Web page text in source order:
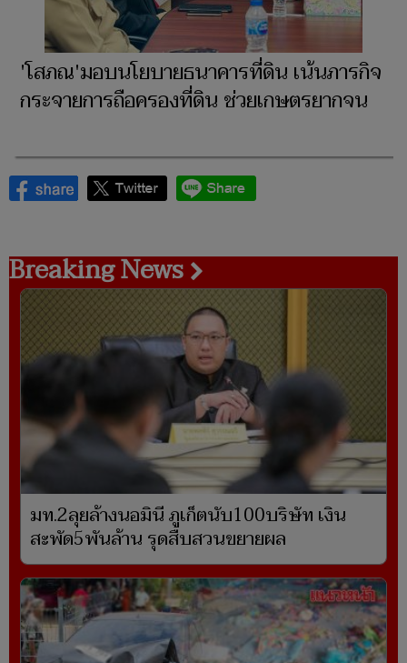
'โสภณ'มอบนโยบายธนาคารที่ดิน เน้นภารกิจ
กระจายการถือครองที่ดิน ช่วยเกษตรยากจน
Breaking News
มท.2ลุยล้างนอมินี ภูเก็ตนับ100บริษัท เงิน
สะพัด5พันล้าน รุดสืบสวนขยายผล